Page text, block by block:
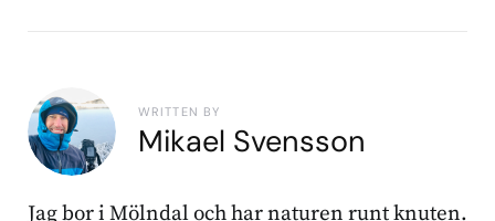
WRITTEN BY
Mikael Svensson
Jag bor i Mölndal och har naturen runt knuten.